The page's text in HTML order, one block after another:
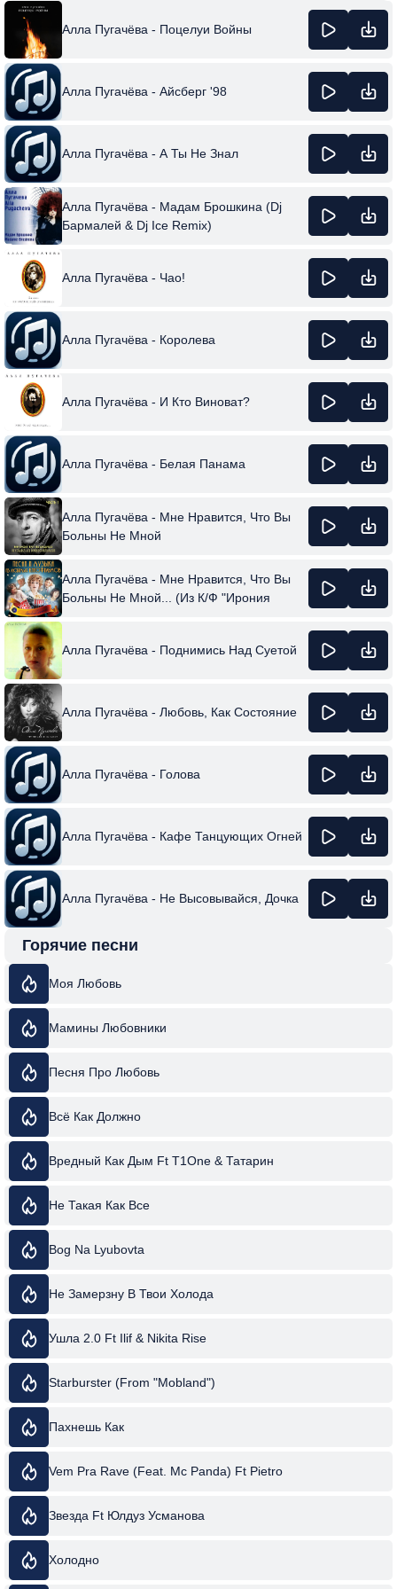
Алла Пугачёва - Поцелуи Войны
Алла Пугачёва - Айсберг '98
Алла Пугачёва - А Ты Не Знал
Алла Пугачёва - Мадам Брошкина (Dj
Бармалей & Dj Ice Remix)
Алла Пугачёва - Чао!
Алла Пугачёва - Королева
Алла Пугачёва - И Кто Виноват?
Алла Пугачёва - Белая Панама
Алла Пугачёва - Мне Нравится, Что Вы
Больны Не Мной
Алла Пугачёва - Мне Нравится, Что Вы
Больны Не Мной... (Из К/Ф "Ирония
Алла Пугачёва - Поднимись Над Суетой
Алла Пугачёва - Любовь, Как Состояние
Алла Пугачёва - Голова
Алла Пугачёва - Кафе Танцующих Огней
Алла Пугачёва - Не Высовывайся, Дочка
Горячие песни
Моя Любовь
Мамины Любовники
Песня Про Любовь
Всё Как Должно
Вредный Как Дым Ft T1One & Татарин
Не Такая Как Все
Bog Na Lyubovta
Не Замерзну В Твои Холода
Ушла 2.0 Ft Ilif & Nikita Rise
Starburster (From "Mobland")
Пахнешь Как
Vem Pra Rave (Feat. Mc Panda) Ft Pietro
Звезда Ft Юлдуз Усманова
Холодно